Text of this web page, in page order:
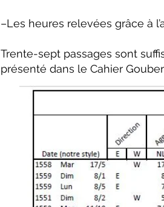
–Les heures relevées grâce à
Trente-sept passages sont
présenté dans le Cahier